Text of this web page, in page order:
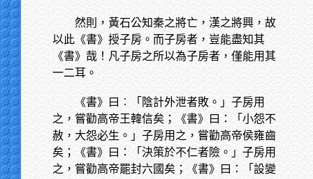
然則，黃石公知秦之將亡，漢之將興，故
以此《書》授子房。而子房者，豈能盡知其
《書》哉！凡子房之所以為子房者，僅能用其
一二耳。
《書》曰︰「陰計外泄者敗。」子房用
之，嘗勸高帝王韓信矣；《書》曰：「小怨不
赦，大怨必生。」子房用之，嘗勸高帝侯雍齒
矣；《書》曰：「決策於不仁者險。」子房用
之，嘗勸高帝罷封六國矣；《書》曰：「設變